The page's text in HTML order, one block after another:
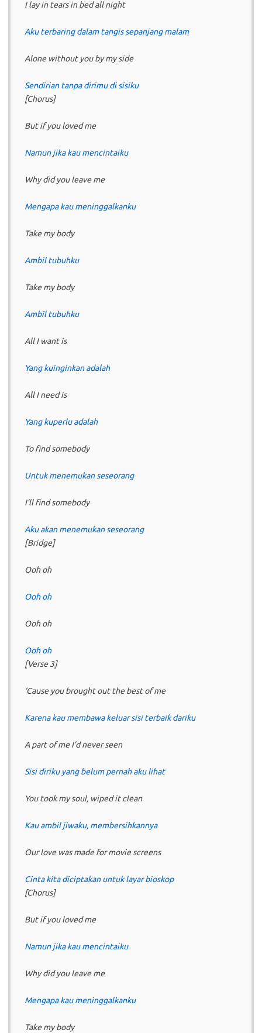
I lay in tears in bed all night
Aku terbaring dalam tangis sepanjang malam
Alone without you by my side
Sendirian tanpa dirimu di sisiku
[Chorus]
But if you loved me
Namun jika kau mencintaiku
Why did you leave me
Mengapa kau meninggalkanku
Take my body
Ambil tubuhku
Take my body
Ambil tubuhku
All I want is
Yang kuinginkan adalah
All I need is
Yang kuperlu adalah
To find somebody
Untuk menemukan seseorang
I’ll find somebody
Aku akan menemukan seseorang
[Bridge]
Ooh oh
Ooh oh
Ooh oh
Ooh oh
[Verse 3]
‘Cause you brought out the best of me
Karena kau membawa keluar sisi terbaik dariku
A part of me I’d never seen
Sisi diriku yang belum pernah aku lihat
You took my soul, wiped it clean
Kau ambil jiwaku, membersihkannya
Our love was made for movie screens
Cinta kita diciptakan untuk layar bioskop
[Chorus]
But if you loved me
Namun jika kau mencintaiku
Why did you leave me
Mengapa kau meninggalkanku
Take my body